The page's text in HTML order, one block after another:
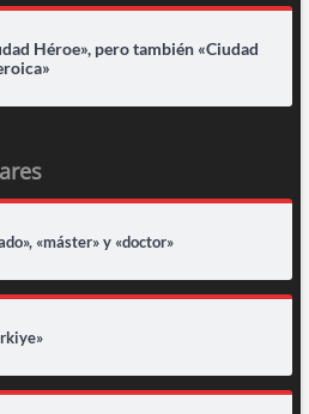
Héroe», pero también «Ciudad
«máster» y «doctor»